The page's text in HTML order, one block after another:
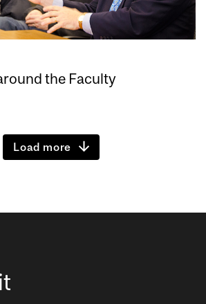
the Faculty
Load more